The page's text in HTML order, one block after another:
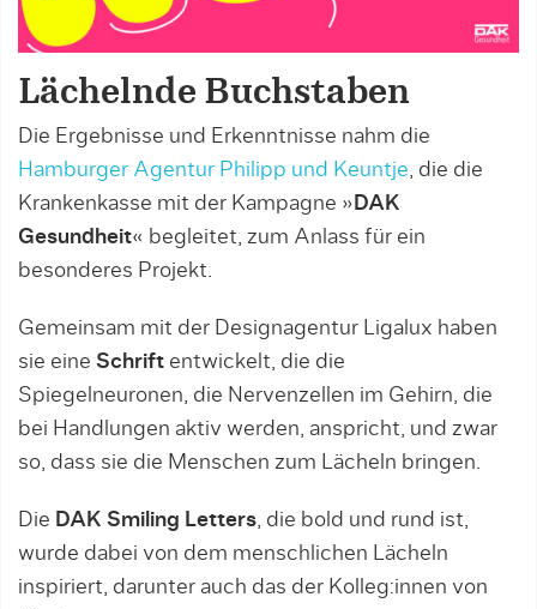
Lächelnde Buchstaben
Die Ergebnisse und Erkenntnisse nahm die
Hamburger Agentur Philipp und Keuntje, die die
Krankenkasse mit der Kampagne » DAK
Gesundheit« begleitet, zum Anlass für ein
besonderes Projekt.
Gemeinsam mit der Designagentur Ligalux haben
sie eine Schrift entwickelt, die die
Spiegelneuronen, die Nervenzellen im Gehirn, die
bei Handlungen aktiv werden, anspricht, und zwar
so, dass sie die Menschen zum Lächeln bringen.
Die DAK Smiling Letters, die bold und rund ist,
wurde dabei von dem menschlichen Lächeln
inspiriert, darunter auch das der Kolleg:innen von